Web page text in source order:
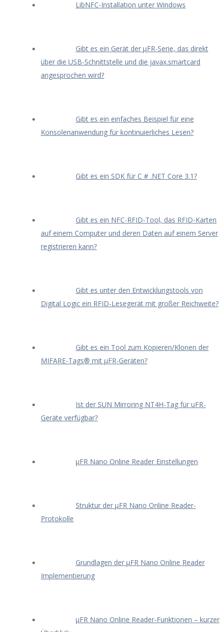
LibNFC-Installation unter Windows
Gibt es ein Gerät der μFR-Serie, das direkt
über die USB-Schnittstelle und die javax.smartcard
angesprochen wird?
Gibt es ein einfaches Beispiel für eine
Konsolenanwendung für kontinuierliches Lesen?
Gibt es ein SDK für C # .NET Core 3.1?
Gibt es ein NFC-RFID-Tool, das RFID-Karten
auf einem Computer und deren Daten auf einem Server
registrieren kann?
Gibt es unter den Entwicklungstools von
Digital Logic ein RFID-Lesegerät mit großer Reichweite?
Gibt es ein Tool zum Kopieren/Klonen der
MIFARE-Tags® mit μFR-Geräten?
Ist der SUN Mirroring NT4H-Tag für uFR-
Geräte verfügbar?
μFR Nano Online Reader Einstellungen
Struktur der μFR Nano Online Reader-
Protokolle
Grundlagen der μFR Nano Online Reader
Implementierung
μFR Nano Online Reader-Funktionen – kurzer